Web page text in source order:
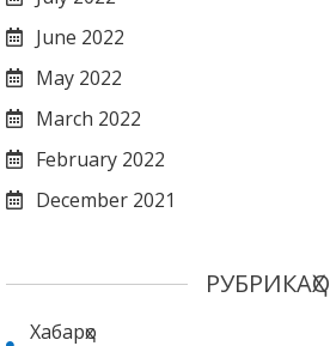
June 2022
May 2022
March 2022
February 2022
December 2021
РУБРИКАҲО
Хабарҳо